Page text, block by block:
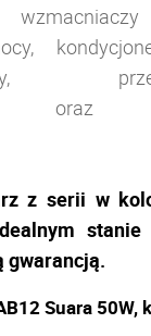
oraz
z serii w
gwarancją.
Suara 50W,